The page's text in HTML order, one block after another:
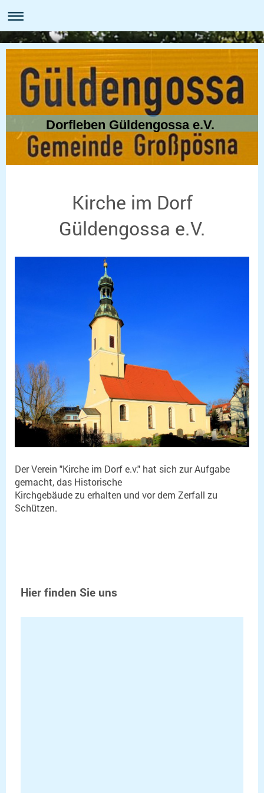
Dorfleben Güldengossa e.V.
Kirche im Dorf
Güldengossa e.V.
Der Verein "Kirche im Dorf e.v." hat sich zur Aufgabe
gemacht, das Historische
Kirchgebäude zu erhalten und vor dem Zerfall zu
Schützen.
Hier finden Sie uns